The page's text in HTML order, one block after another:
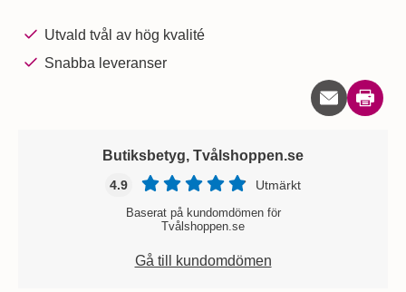
Utvald tvål av hög kvalité
Snabba leveranser
Skriv
Butiksbetyg, Tvålshoppen.se
4.9 Utmärkt
Baserat på kundomdömen för
Tvålshoppen.se
Gå till kundomdömen